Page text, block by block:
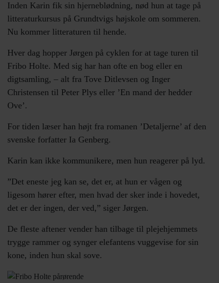
Inden Karin fik sin hjerneblødning, nød hun at tage på
litteraturkursus på Grundtvigs højskole om sommeren.
Nu kommer litteraturen til hende.
Hver dag hopper Jørgen på cyklen for at tage turen til
Fribo Holte. Med sig har han ofte en bog eller en
digtsamling, – alt fra Tove Ditlevsen og Inger
Christensen til Peter Plys eller ’En mand der hedder
Ove’.
For tiden læser han højt fra romanen ’Detaljerne’ af den
svenske forfatter Ia Genberg.
Karin kan ikke kommunikere, men hun reagerer på lyd.
”Det eneste jeg kan se, det er, at hun er vågen og
ligesom hører efter, men hvad der sker inde i hovedet,
det er der ingen, der ved,” siger Jørgen.
De fleste aftener vender han tilbage til plejehjemmets
trygge rammer og synger elefantens vuggevise for sin
kone, inden hun skal sove.